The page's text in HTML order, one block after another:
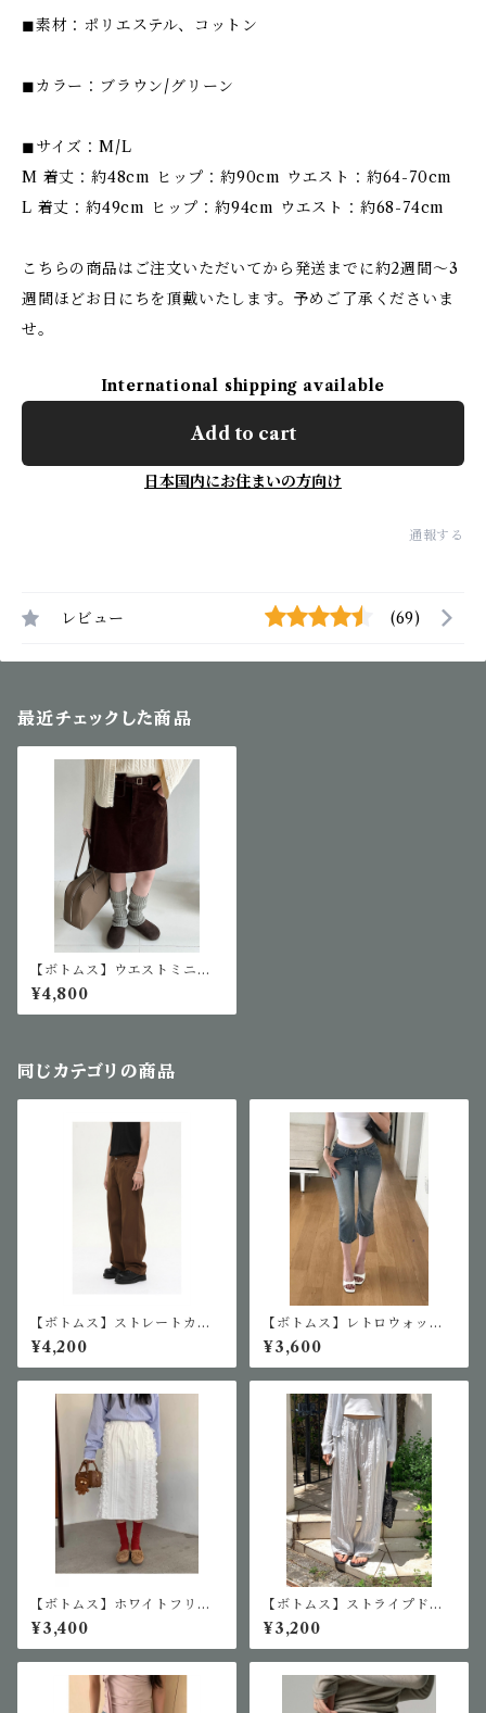
◼︎素材：ポリエステル、コットン
◼︎カラー：ブラウン/グリーン
◼︎サイズ：M/L
M 着丈：約48cm ヒップ：約90cm ウエスト：約64-70cm
L 着丈：約49cm ヒップ：約94cm ウエスト：約68-74cm
こちらの商品はご注文いただいてから発送までに約2週間〜3
週間ほどお日にちを頂戴いたします。予めご了承くださいま
せ。
International shipping available
Add to cart
日本国内にお住まいの方向け
通報する
レビュー (69)
最近チェックした商品
【ボトムス】ウエストミニポ
ーチ付きスカート
¥4,800
同じカテゴリの商品
【ボトムス】ストレートカジ
ュアルパンツ
¥4,200
【ボトムス】レトロウォッシ
ュデニムカプリパンツ
¥3,600
【ボトムス】ホワイトフリル
スカート
¥3,400
【ボトムス】ストライプドロ
ーストリングワイドパンツ
¥3,200